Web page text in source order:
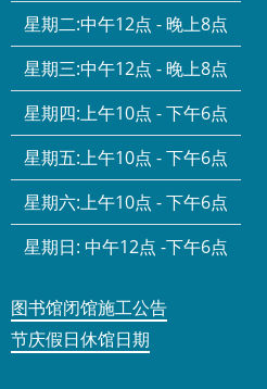
星期二:中午12点 - 晚上8点
星期三:中午12点 - 晚上8点
星期四:上午10点 - 下午6点
星期五:上午10点 - 下午6点
星期六:上午10点 - 下午6点
星期日: 中午12点 -下午6点
图书馆闭馆施工公告
节庆假日休馆日期